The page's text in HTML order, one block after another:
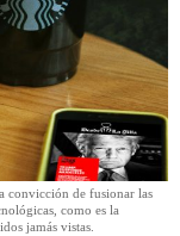
convicción de fusionar las
como es la
jamás vistas.